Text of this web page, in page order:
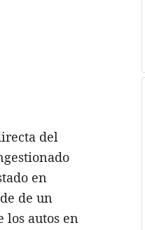
del
en
de un
autos en